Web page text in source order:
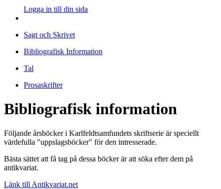
Logga in till din sida
Sagt och Skrivet
Bibliografisk Information
Tal
Prosaskrifter
Bibliografisk information
Följande årsböcker i Karlfeldtsamfundets skriftserie är speciellt
värdefulla "uppslagsböcker" för den intresserade.
Bästa sättet att få tag på dessa böcker är att söka efter dem på
antikvariat.
Länk till Antikvariat.net